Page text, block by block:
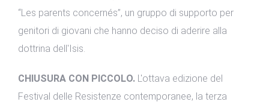
“Les parents concernés”, un gruppo di supporto per
genitori di giovani che hanno deciso di aderire alla
dottrina dell'Isis.
CHIUSURA CON PICCOLO. L'ottava edizione del
Festival delle Resistenze contemporanee, la terza